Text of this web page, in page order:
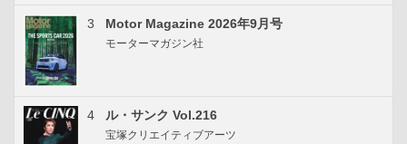
3 Motor Magazine 2026年9月号
モーターマガジン社
4 ル・サンク Vol.216
宝塚クリエイティブアーツ